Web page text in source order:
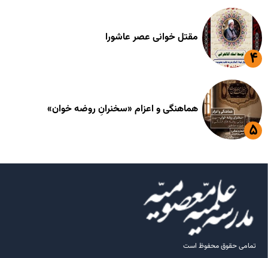
مقتل خوانی عصر عاشورا
هماهنگی و اعزام «سخنرانِ روضه خوان»
تمامی حقوق محفوظ است